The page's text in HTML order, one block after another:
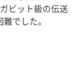
ビット級の伝送
でした。